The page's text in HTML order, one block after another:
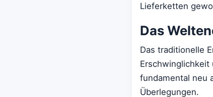
Lieferketten
Das
Das traditionelle
Erschwinglichkeit
fundamental neu
Überlegungen.